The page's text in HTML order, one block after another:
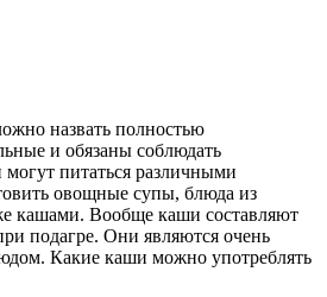
назвать полностью
и обязаны соблюдать
питаться различными
овощные супы, блюда из
кашами. Вообще каши составляют
подагре. Они являются очень
Какие каши можно употреблять